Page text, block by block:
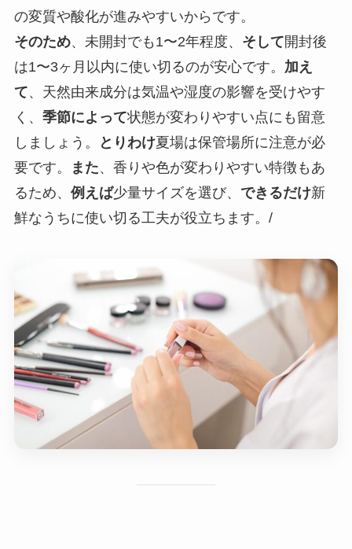
の変質や酸化が進みやすいからです。
そのため、未開封でも1〜2年程度、 そして開封後
は1〜3ヶ月以内に使い切るのが安心です。 加え
て、天然由来成分は気温や湿度の影響を受けやす
く、 季節によって状態が変わりやすい点にも留意
しましょう。
とりわけ夏場は保管場所に注意が必
要です。
また、香りや色が変わりやすい特徴もあ
るため、 例えば少量サイズを選び、 できるだけ新
鮮なうちに使い切る工夫が役立ちます。/